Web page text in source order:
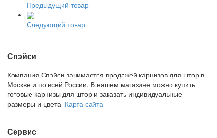
Предыдущий товар
Следующий товар
Спэйси
Компания Спэйси занимается продажей карнизов для штор в
Москве и по всей России. В нашем магазине можно купить
готовые карнизы для штор и заказать индивидуальные
размеры и цвета. Карта сайта
Сервис